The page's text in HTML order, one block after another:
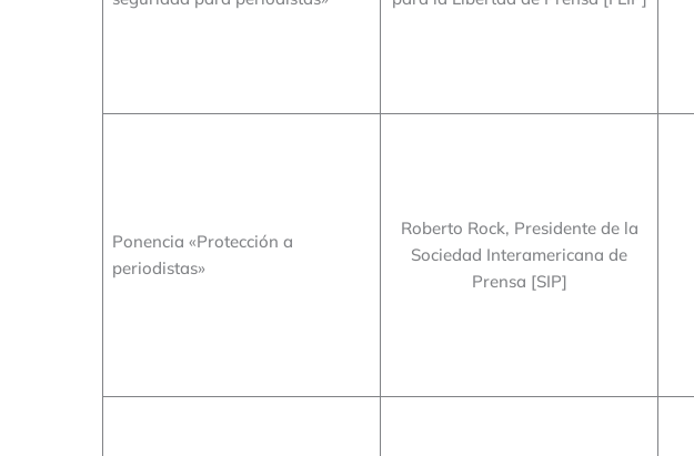
Ponencia «Protección a
periodistas»
Roberto Rock, Presidente de la
Sociedad Interamericana de
Prensa [SIP]